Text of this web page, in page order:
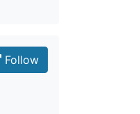
Follow